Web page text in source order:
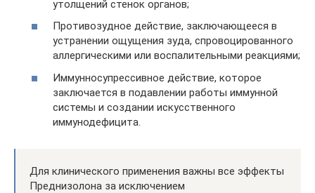
утолщений стенок органов;
Противозудное действие, заключающееся в
устранении ощущения зуда, спровоцированного
аллергическими или воспалительными реакциями;
Иммунносупрессивное действие, которое
заключается в подавлении работы иммунной
системы и создании искусственного
иммунодефицита.
Для клинического применения важны все эффекты
Преднизолона за исключением